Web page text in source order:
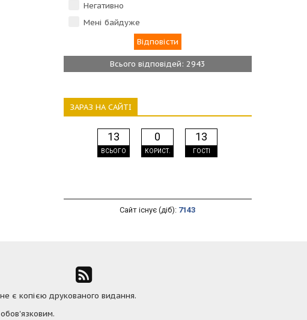
Негативно
Мені байдуже
Всього відповідей: 2943
ЗАРАЗ НА САЙТІ
13
ВСЬОГО
0
КОРИСТ.
13
ГОСТІ
Сайт існує (діб): 7143
є копією друкованого видання.